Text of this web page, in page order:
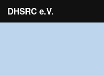
DHSRC e.V.